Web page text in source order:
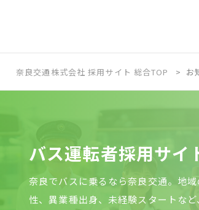
奈良交通株式会社 採用サイト 総合TOP お
バス運転者採用サイ
奈良でバスに乗るなら奈良交通。地
性、異業種出身、未経験スタートな